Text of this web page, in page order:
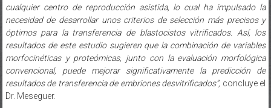
cualquier centro de reproducción asistida, lo cual ha impulsado la
necesidad de desarrollar unos criterios de selección más precisos y
óptimos para la transferencia de blastocistos vitrificados. Así, los
resultados de este estudio sugieren que la combinación de variables
morfocinéticas y proteómicas, junto con la evaluación morfológica
convencional, puede mejorar significativamente la predicción de
resultados de transferencia de embriones desvitrificados”, concluye el
Dr. Meseguer.